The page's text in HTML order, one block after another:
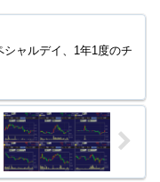
シャルデイ、1年1度のチ